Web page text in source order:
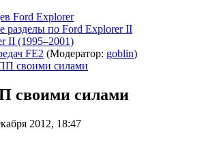
Ford Explorer
разделы по Ford Explorer II
II (1995–2001)
FE2 (Модератор: goblin)
своими силами
своими силами
2012, 18:47